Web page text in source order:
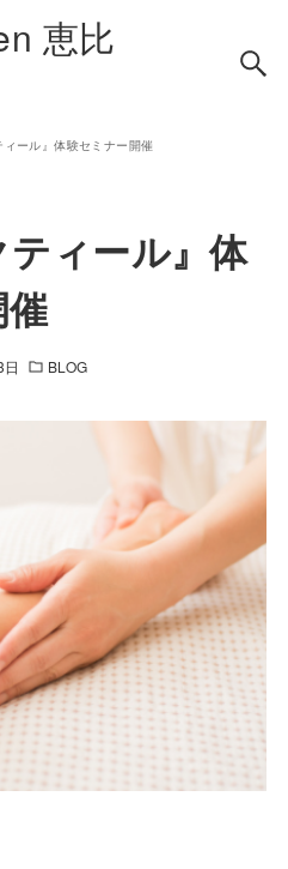
恵比
ィール』体験セミナー開催
ティール』体
BLOG